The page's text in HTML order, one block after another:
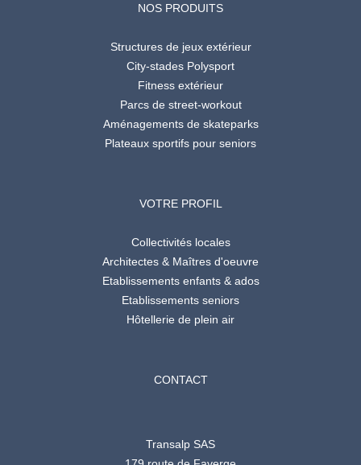
NOS PRODUITS
Structures de jeux extérieur
City-stades Polysport
Fitness extérieur
Parcs de street-workout
Aménagements de skateparks
Plateaux sportifs pour seniors
VOTRE PROFIL
Collectivités locales
Architectes & Maîtres d'oeuvre
Etablissements enfants & ados
Etablissements seniors
Hôtellerie de plein air
CONTACT
Transalp SAS